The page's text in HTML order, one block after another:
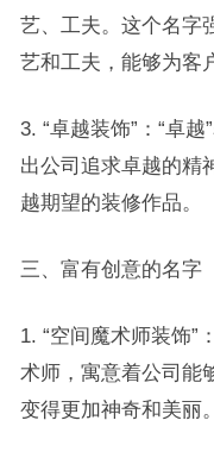
艺、工夫。这个名字
艺和工夫，能够为客
3. “卓越装饰”：“卓
出公司追求卓越的精
越期望的装修作品。
三、富有创意的名字
1. “空间魔术师装饰”
术师，寓意着公司能
变得更加神奇和美丽。